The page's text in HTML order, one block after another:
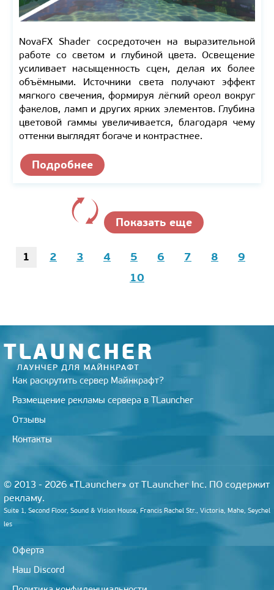
NovaFX Shader сосредоточен на выразительной
работе со светом и глубиной цвета. Освещение
усиливает насыщенность сцен, делая их более
объёмными. Источники света получают эффект
мягкого свечения, формируя лёгкий ореол вокруг
факелов, ламп и других ярких элементов. Глубина
цветовой гаммы увеличивается, благодаря чему
оттенки выглядят богаче и контрастнее.
Подробнее
Показать еще
1 2 3 4 5 6 7 8
9
10
Как раскрутить сервер Майнкрафт?
Размещение рекламы сервера в TLauncher
Отзывы
Контакты
© 2013 - 2026 «TLauncher» от TLauncher Inc. ПО содержит
рекламу.
Suite 1, Second Floor, Sound & Vision House, Francis Rachel Str., Victoria, Mahe, Seychel
les
Оферта
Наш Discord